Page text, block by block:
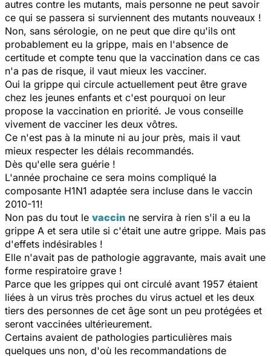
autres contre les mutants, mais personne ne peut savoir
ce qui se passera si surviennent des mutants nouveaux !
Non, sans sérologie, on ne peut que dire qu'ils ont
probablement eu la grippe, mais en l'absence de
certitude et compte tenu que la vaccination dans ce cas
n'a pas de risque, il vaut mieux les vacciner.
Oui la grippe qui circule actuellement peut être grave
chez les jeunes enfants et c'est pourquoi on leur
propose la vaccination en priorité. Je vous conseille
vivement de vacciner les deux vôtres.
Ce n'est pas à la minute ni au jour près, mais il vaut
mieux respecter les délais recommandés.
Dès qu'elle sera guérie !
L'année prochaine ce sera moins compliqué la
composante H1N1 adaptée sera incluse dans le vaccin
2010-11!
Non pas du tout le vaccin ne servira à rien s'il a eu la
grippe A et sera utile si c'était une autre grippe. Mais pas
d'effets indésirables !
Elle n'avait pas de pathologie aggravante, mais avait une
forme respiratoire grave !
Parce que les grippes qui ont circulé avant 1957 étaient
liées à un virus très proches du virus actuel et les deux
tiers des personnes de cet âge sont un peu protégées et
seront vaccinées ultérieurement.
Certains avaient de pathologies particulières mais
quelques uns non, d'où les recommandations de